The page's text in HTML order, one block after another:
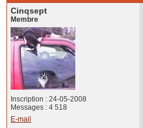
Cinqsept
Membre
Inscription : 24-05-2008
Messages : 4 518
E-mail